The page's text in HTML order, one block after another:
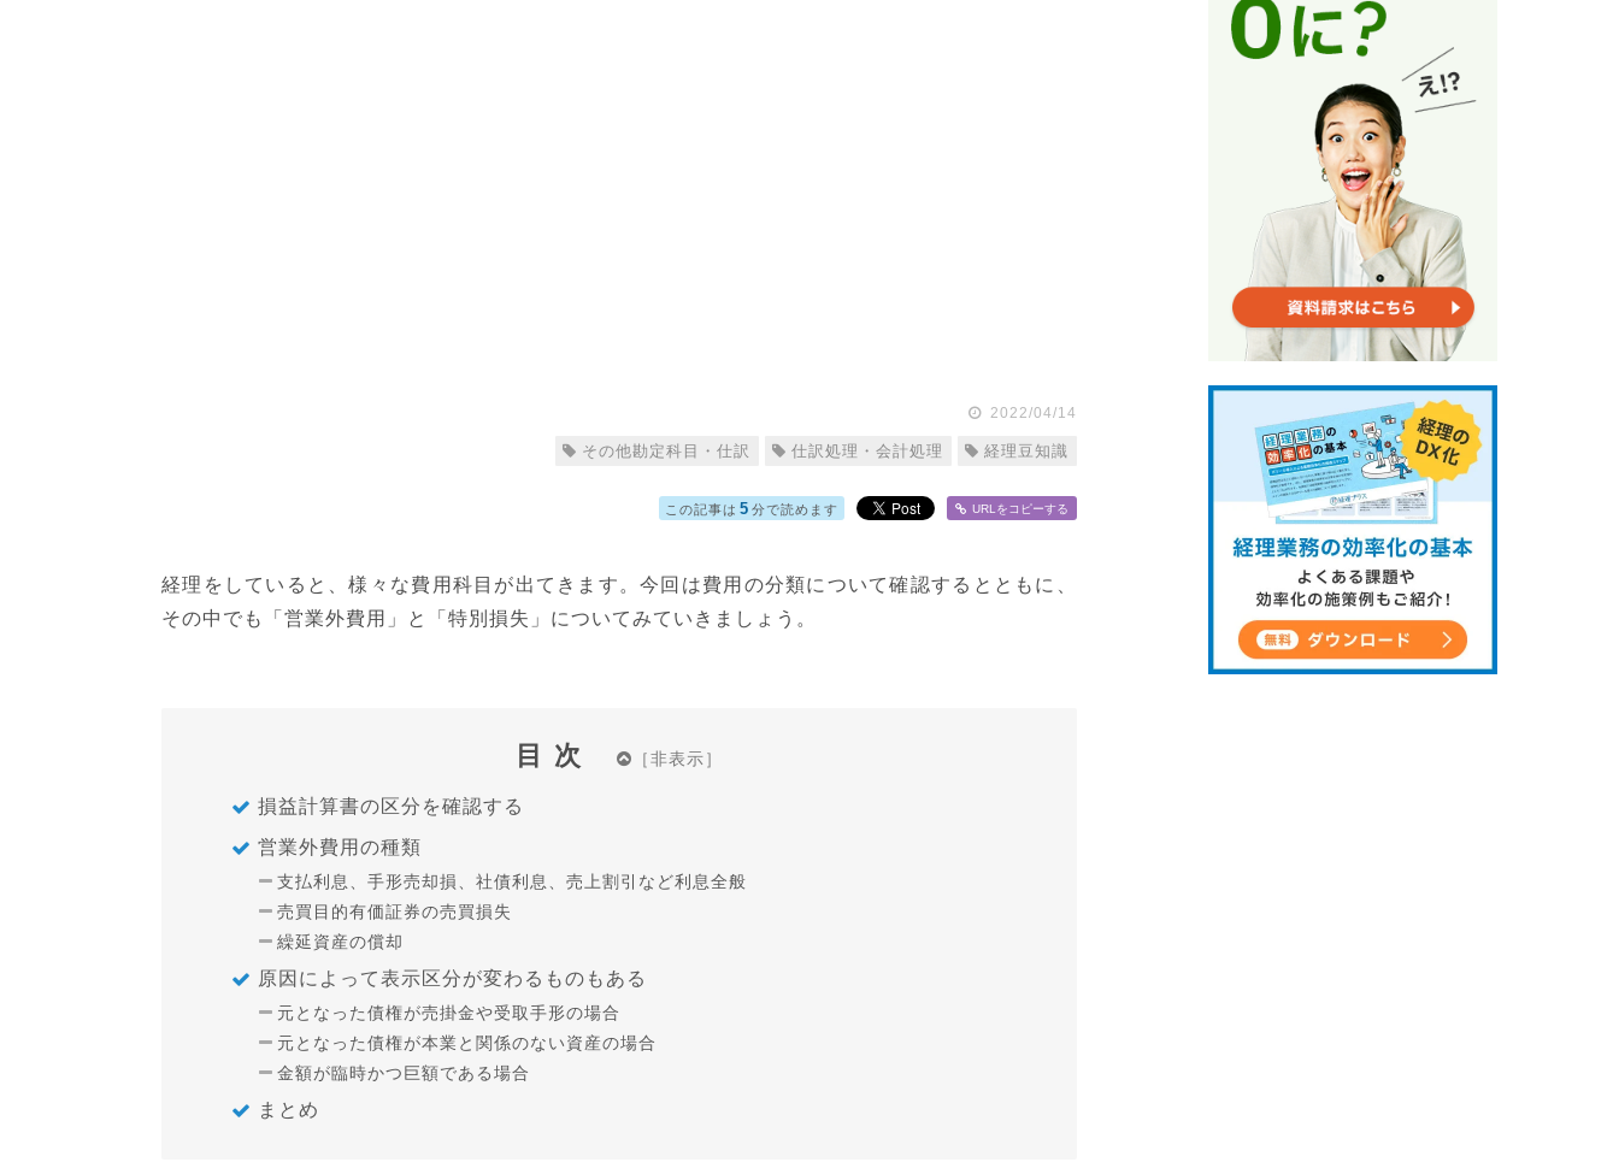
2022/04/14
その他勘定科目・仕訳 仕訳処理・会計処理 経理豆知識
この記事は 5 分で読めます URLをコピーする
経理をしていると、様々な費用科目が出てきます。今回は費用の分類について確認するとともに、
その中でも「営業外費用」と「特別損失」についてみていきましょう。
目次
損益計算書の区分を確認する
営業外費用の種類
支払利息、手形売却損、社債利息、売上割引など利息全般
売買目的有価証券の売買損失
繰延資産の償却
原因によって表示区分が変わるものもある
元となった債権が売掛金や受取手形の場合
元となった債権が本業と関係のない資産の場合
金額が臨時かつ巨額である場合
まとめ